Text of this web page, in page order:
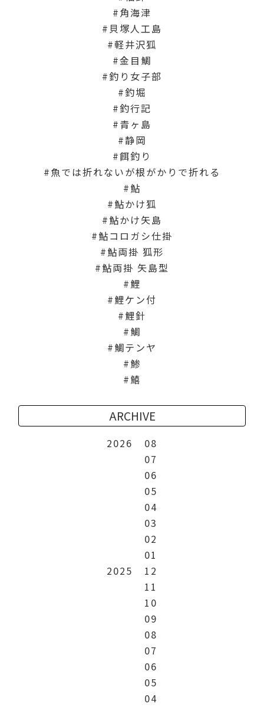
角海津
貝塚人工島
軽井沢狐
金目鯛
釣り女子部
釣堀
釣行記
青ヶ島
静岡
餌釣り
魚では折れないが根がかりで折れる
鮎
鮎かけ狐
鮎かけ矢島
鮎コロガシ仕掛
鮎両掛 狐形
鮎両掛 矢島型
鯉
鯉ケン付
鯉針
鯛
鯛テンヤ
鯵
鱚
ARCHIVE
2026
08
07
06
05
04
03
02
01
2025
12
11
10
09
08
07
06
05
04